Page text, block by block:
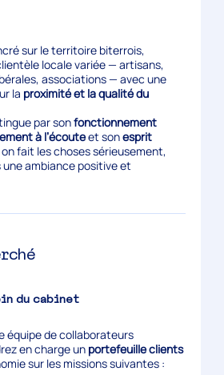
sur le territoire biterrois,
locale variée — artisans,
associations — avec une
la proximité et la qualité du
par sonfonctionnement
à l’écouteet sonesprit
on fait les choses sérieusement,
ambiance positive et
du cabinet
équipe de collaborateurs
en charge un portefeuille clients
sur les missions suivantes :